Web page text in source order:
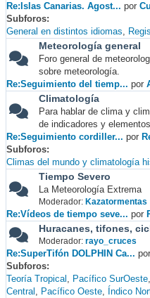
Re:Islas Canarias. Agost... por
Subforos
General en distintos idiomas
Meteorología general
Foro general de
sobre meteorología.
Re:Seguimiento del tiemp... por
Climatología
Para hablar de clima y
de indicadores y
Re:Seguimiento cordiller... por
Subforos
Climas del mundo y climatología
Tiempo Severo
La Meteorología Extrema
Moderador: Kazatormentas
Re:Vídeos de tiempo seve... por
Huracanes, tifones,
Moderador: rayo_cruces
Re:SuperTifón DOLPHIN Ca... por
Subforos
Teoría Tropical
Pacífico SurOeste
Central
Pacífico Oeste Índico